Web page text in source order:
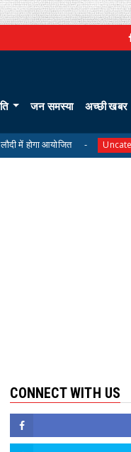
जन समस्या अच्छी खबर
Uncategorized
CONNECT WITH US